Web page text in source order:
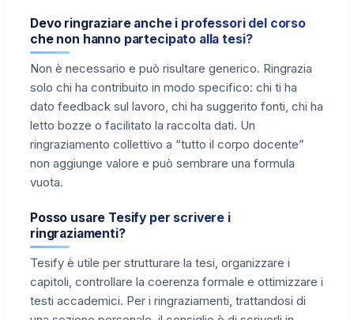
Devo ringraziare anche i professori del corso
che non hanno partecipato alla tesi?
Non è necessario e può risultare generico. Ringrazia
solo chi ha contribuito in modo specifico: chi ti ha
dato feedback sul lavoro, chi ha suggerito fonti, chi ha
letto bozze o facilitato la raccolta dati. Un
ringraziamento collettivo a “tutto il corpo docente”
non aggiunge valore e può sembrare una formula
vuota.
Posso usare Tesify per scrivere i
ringraziamenti?
Tesify è utile per strutturare la tesi, organizzare i
capitoli, controllare la coerenza formale e ottimizzare i
testi accademici. Per i ringraziamenti, trattandosi di